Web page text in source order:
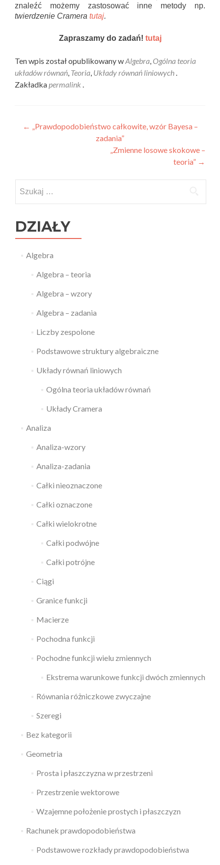
znaleźć możemy zastosować inne metody np.
twierdzenie Cramera tutaj.
Zapraszamy do zadań! tutaj
Ten wpis został opublikowany wAlgebra Ogólna teoria
układów równań Teoria Układy równań liniowych
Zakładka permalink
Nawigacja wpisu
←
„Prawdopodobieństwo całkowite, wzór Bayesa –
zadania”
„Zmienne losowe skokowe –
teoria” →
DZIAŁY
Algebra
Algebra – teoria
Algebra – wzory
Algebra – zadania
Liczby zespolone
Podstawowe struktury algebraiczne
Układy równań liniowych
Ogólna teoria układów równań
Układy Cramera
Analiza
Analiza-wzory
Analiza-zadania
Całki nieoznaczone
Całki oznaczone
Całki wielokrotne
Całki podwójne
Całki potrójne
Ciągi
Granice funkcji
Macierze
Pochodna funkcji
Pochodne funkcji wielu zmiennych
Ekstrema warunkowe funkcji dwóch zmiennych
Równania różniczkowe zwyczajne
Szeregi
Bez kategorii
Geometria
Prosta i płaszczyzna w przestrzeni
Przestrzenie wektorowe
Wzajemne położenie prostych i płaszczyzn
Rachunek prawdopodobieństwa
Podstawowe rozkłady prawdopodobieństwa